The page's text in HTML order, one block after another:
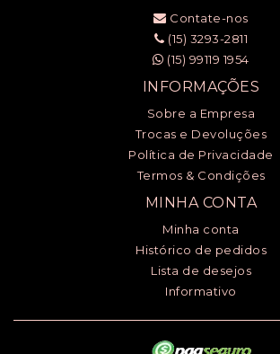
Contate-nos
(15) 3293-2811
(15) 99119 1954
INFORMAÇÕES
Sobre a Empresa
Trocas e Devoluções
Política de Privacidade
Termos & Condições
MINHA CONTA
Minha conta
Histórico de pedidos
Lista de desejos
Informativo